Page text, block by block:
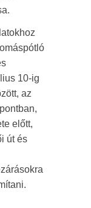
10-ig
az
előtt,
út és